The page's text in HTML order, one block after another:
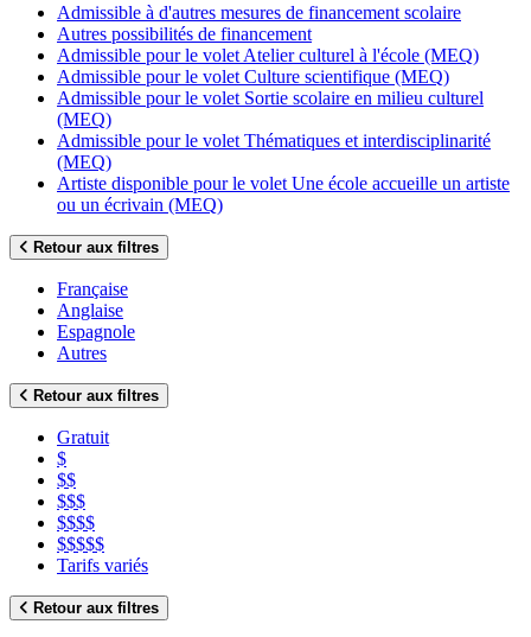
Admissible à d'autres mesures de financement scolaire
Autres possibilités de financement
Admissible pour le volet Atelier culturel à l'école (MEQ)
Admissible pour le volet Culture scientifique (MEQ)
Admissible pour le volet Sortie scolaire en milieu culturel
(MEQ)
Admissible pour le volet Thématiques et interdisciplinarité
(MEQ)
Artiste disponible pour le volet Une école accueille un artiste
ou un écrivain (MEQ)
Retour aux filtres
Française
Anglaise
Espagnole
Autres
Retour aux filtres
Gratuit
$
$$
$$$
$$$$
$$$$$
Tarifs variés
Retour aux filtres